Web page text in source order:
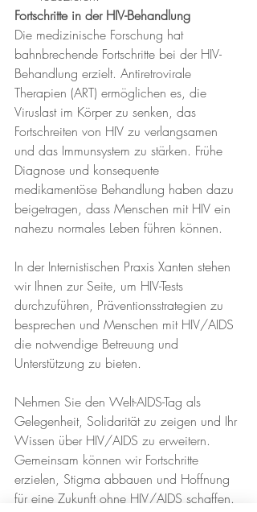
Fortschritte in der HIV-Behandlung
Die medizinische Forschung hat
bahnbrechende Fortschritte bei der HIV-
Behandlung erzielt. Antiretrovirale
Therapien (ART) ermöglichen es, die
Viruslast im Körper zu senken, das
Fortschreiten von HIV zu verlangsamen
und das Immunsystem zu stärken. Frühe
Diagnose und konsequente
medikamentöse Behandlung haben dazu
beigetragen, dass Menschen mit HIV ein
nahezu normales Leben führen können.
In der Internistischen Praxis Xanten stehen
wir Ihnen zur Seite, um HIV-Tests
durchzuführen, Präventionsstrategien zu
besprechen und Menschen mit HIV/AIDS
die notwendige Betreuung und
Unterstützung zu bieten.
Nehmen Sie den Welt-AIDS-Tag als
Gelegenheit, Solidarität zu zeigen und Ihr
Wissen über HIV/AIDS zu erweitern.
Gemeinsam können wir Fortschritte
erzielen, Stigma abbauen und Hoffnung
für eine Zukunft ohne HIV/AIDS schaffen.